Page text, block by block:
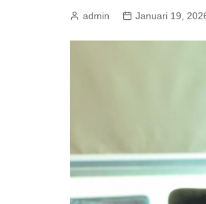
admin Januari 19,